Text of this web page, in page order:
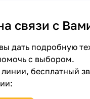
связи с
дать подробную
с выбором.
бесплатный